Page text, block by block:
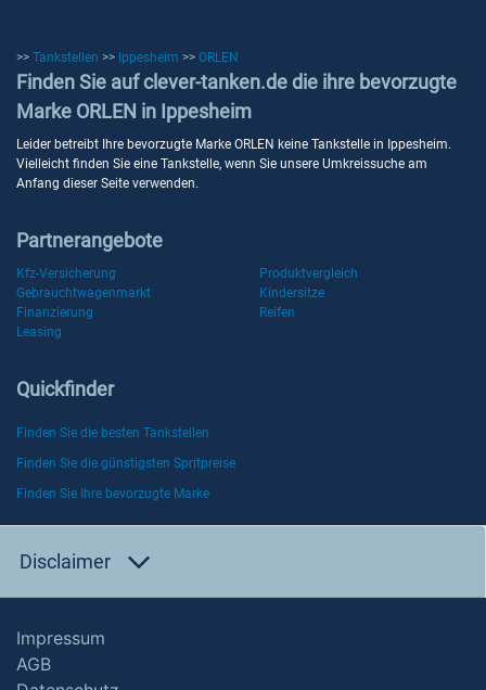
>> Tankstellen >> Ippesheim >> ORLEN
Finden Sie auf clever-tanken.de die ihre bevorzugte
Marke ORLEN in Ippesheim
Leider betreibt Ihre bevorzugte Marke ORLEN keine Tankstelle in Ippesheim.
Vielleicht finden Sie eine Tankstelle, wenn Sie unsere Umkreissuche am
Anfang dieser Seite verwenden.
Partnerangebote
Kfz-Versicherung
Produktvergleich
Gebrauchtwagenmarkt
Kindersitze
Finanzierung
Reifen
Leasing
Quickfinder
Finden Sie die besten Tankstellen
Finden Sie die günstigsten Spritpreise
Finden Sie Ihre bevorzugte Marke
Disclaimer
Impressum
AGB